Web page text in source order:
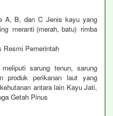
A, B, dan C Jenis kayu yang
meranti (merah, batu) rimba
Resmi Pemerintah
sarung tenun, sarung
perikanan laut yang
antara lain Kayu Jati,
Getah Pinus